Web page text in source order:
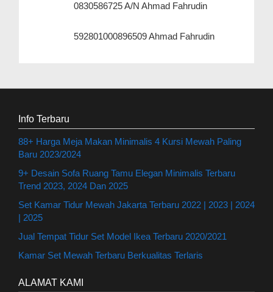
0830586725 A/N Ahmad Fahrudin
592801000896509 Ahmad Fahrudin
Info Terbaru
88+ Harga Meja Makan Minimalis 4 Kursi Mewah Paling
Baru 2023/2024
9+ Desain Sofa Ruang Tamu Elegan Minimalis Terbaru
Trend 2023, 2024 Dan 2025
Set Kamar Tidur Mewah Jakarta Terbaru 2022 | 2023 | 2024
| 2025
Jual Tempat Tidur Set Model Ikea Terbaru 2020/2021
Kamar Set Mewah Terbaru Berkualitas Terlaris
ALAMAT KAMI